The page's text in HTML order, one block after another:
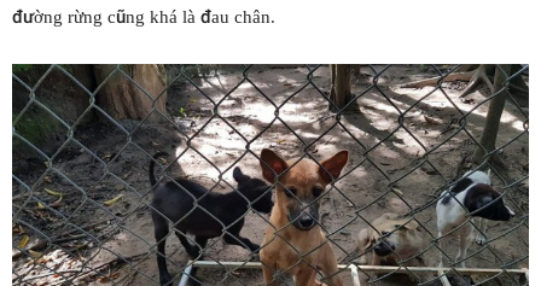
đường rừng cũng khá là đau chân.